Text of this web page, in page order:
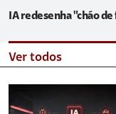
IA redesenha "chão
Ver todos